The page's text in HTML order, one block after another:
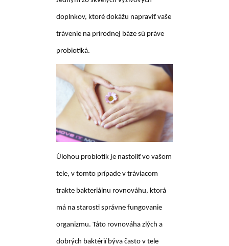
doplnkov, ktoré dokážu napraviť vaše
trávenie na prírodnej báze sú práve
probiotiká.
Úlohou probiotík je nastoliť vo vašom
tele, v tomto prípade v tráviacom
trakte bakteriálnu rovnováhu, ktorá
má na starosti správne fungovanie
organizmu. Táto rovnováha zlých a
dobrých baktérií býva často v tele